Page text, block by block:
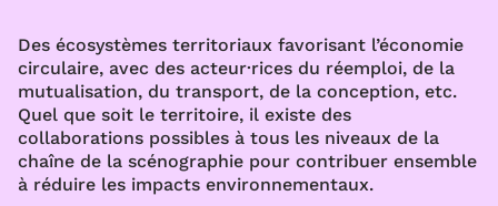
Des écosystèmes territoriaux favorisant l’économie
circulaire, avec des acteur·rices du réemploi, de la
mutualisation, du transport, de la conception, etc.
Quel que soit le territoire, il existe des
collaborations possibles à tous les niveaux de la
chaîne de la scénographie pour contribuer ensemble
à réduire les impacts environnementaux.